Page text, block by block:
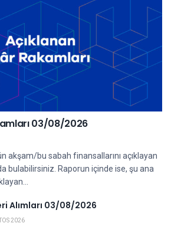
03/08/2026
akşam/bu sabah finansallarını açıklayan
bulabilirsiniz. Raporun içinde ise, şu ana
Alımları 03/08/2026
2026